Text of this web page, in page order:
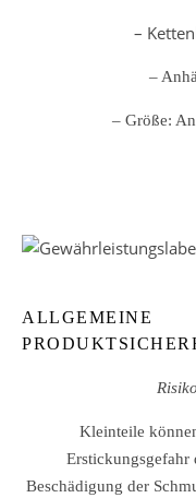
–
–
– Größe:
ALLGEMEINE
Kleinteile
Erstickungsgefahr
Beschädigung der